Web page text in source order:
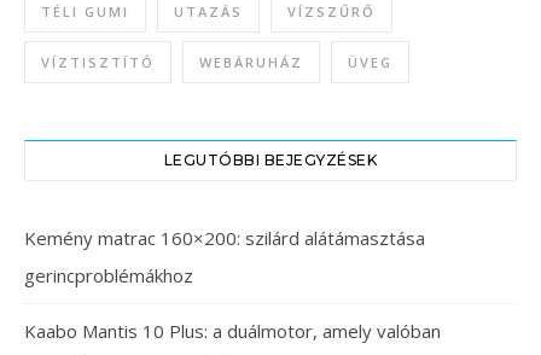
TÉLI GUMI UTAZÁS VÍZSZŰRŐ
VÍZTISZTÍTÓ WEBÁRUHÁZ ÜVEG
LEGUTÓBBI BEJEGYZÉSEK
Kemény matrac 160×200: szilárd alátámasztása
gerincproblémákhoz
Kaabo Mantis 10 Plus: a duálmotor, amely valóban